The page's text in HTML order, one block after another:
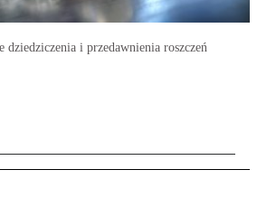
dziedziczenia i przedawnienia roszczeń